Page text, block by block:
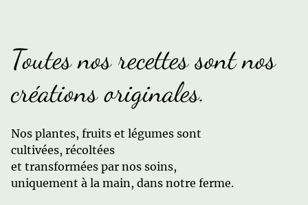
Toutes nos recettes sont nos
créations originales.
Nos plantes, fruits et légumes sont
cultivées, récoltées
et transformées par nos soins,
uniquement à la main, dans notre ferme.